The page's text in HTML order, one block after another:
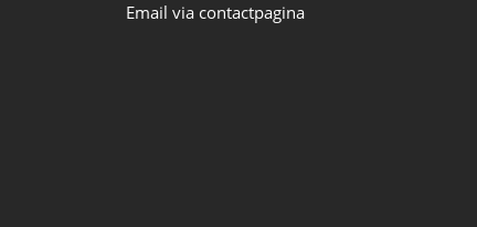
Email via contactpagina